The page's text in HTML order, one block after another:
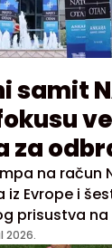
samit
za
na račun
Evrope i
prisustva
2026.